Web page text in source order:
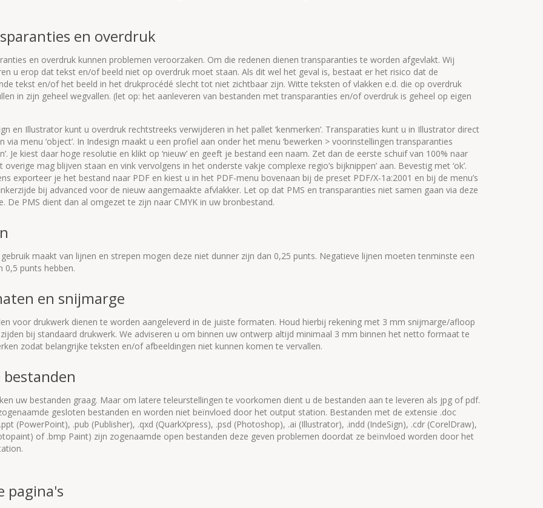
en overdruk
en overdruk kunnen problemen veroorzaken. Om die redenen dienen transparanties te worden afgevlakt. Wij
u erop dat tekst en/of beeld niet op overdruk moet staan. Als dit wel het geval is, bestaat er het risico dat de
tekst en/of het beeld in het drukprocédé slecht tot niet zichtbaar zijn. Witte teksten of vlakken e.d. die op overdruk
in zijn geheel wegvallen. (let op: het aanleveren van bestanden met transparanties en/of overdruk is geheel op eigen
en Illustrator kunt u overdruk rechtstreeks verwijderen in het pallet ‘kenmerken’. Transparaties kunt u in Illustrator direct
via menu ‘object’. In Indesign maakt u een profiel aan onder het menu ‘bewerken > voorinstellingen transparanties
Je kiest daar hoge resolutie en klikt op ‘nieuw’ en geeft je bestand een naam. Zet dan de eerste schuif van 100% naar
overige mag blijven staan en vink vervolgens in het onderste vakje complexe regio’s bijknippen’ aan. Bevestig met ‘ok’.
exporteer je het bestand naar PDF en kiest u in het PDF-menu bovenaan bij de preset PDF/X-1a:2001 en bij de menu’s
bij advanced voor de nieuw aangemaakte afvlakker. Let op dat PMS en transparanties niet samen gaan via deze
De PMS dient dan al omgezet te zijn naar CMYK in uw bronbestand.
gebruik maakt van lijnen en strepen mogen deze niet dunner zijn dan 0,25 punts. Negatieve lijnen moeten tenminste een
0,5 punts hebben.
en snijmarge
voor drukwerk dienen te worden aangeleverd in de juiste formaten. Houd hierbij rekening met 3 mm snijmarge/afloop
bij standaard drukwerk. We adviseren u om binnen uw ontwerp altijd minimaal 3 mm binnen het netto formaat te
zodat belangrijke teksten en/of afbeeldingen niet kunnen komen te vervallen.
bestanden
uw bestanden graag. Maar om latere teleurstellingen te voorkomen dient u de bestanden aan te leveren als jpg of pdf.
gesloten bestanden en worden niet beïnvloed door het output station. Bestanden met de extensie .doc
(PowerPoint), .pub (Publisher), .qxd (QuarkXpress), .psd (Photoshop), .ai (Illustrator), .indd (IndeSign), .cdr (CorelDraw),
of .bmp Paint) zijn zogenaamde open bestanden deze geven problemen doordat ze beïnvloed worden door het
pagina's